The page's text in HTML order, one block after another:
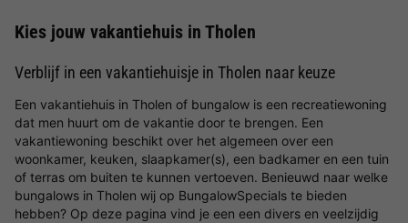
Kies jouw vakantiehuis in Tholen
Verblijf in een vakantiehuisje in Tholen naar keuze
Een vakantiehuis in Tholen of bungalow is een recreatiewoning
dat men huurt om de vakantie door te brengen. Een
vakantiewoning beschikt over het algemeen over een
woonkamer, keuken, slaapkamer(s), een badkamer en een tuin
of terras om buiten te kunnen vertoeven. Benieuwd naar welke
bungalows in Tholen wij op BungalowSpecials te bieden
hebben? Op deze pagina vind je een een divers en veelzijdig